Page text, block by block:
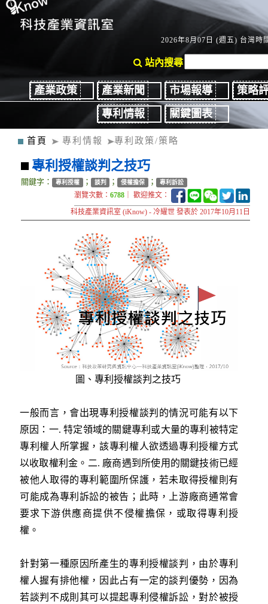
2026年8月07日 (週五) 台灣時
站內搜尋
產業政策 產業新聞 市場報導
策略
專利情報
關鍵圖表
首頁 專利情報 專利政策/策略
專利授權談判之技巧
關鍵字： 專利授權 ； 談判 ； 侵權擔保 ； 專利訴訟
瀏覽次數：6788 ｜ 歡迎推文：
科技產業資訊室 (iKnow) - 冷耀世 發表於 2017年10月11日
圖、專利授權談判之技巧
一般而言，會出現專利授權談判的情況可能有以下
原因：一. 特定領域的關鍵專利或大量的專利被特定
專利權人所掌握，該專利權人欲透過專利授權方式
以收取權利金。二. 廠商遇到所使用的關鍵技術已經
被他人取得的專利範圍所保護，若未取得授權則有
可能成為專利訴訟的被告；此時，上游廠商通常會
要求下游供應商提供不侵權擔保，或取得專利授
權。
針對第一種原因所產生的專利授權談判，由於專利
權人握有排他權，因此占有一定的談判優勢，因為
若談判不成則其可以提起專利侵權訴訟，對於被授